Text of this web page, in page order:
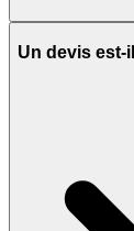
Un devis est-